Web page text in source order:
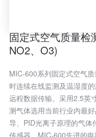
固定式空气质量检
NO2、O3)
MIC-600系列固定式空气
时连续在线监测及温湿度
远程数据传输。采用2.5英
测气体选用当前行业内最
导、PID光离子原理的气体
传感器，MIC-600先进的